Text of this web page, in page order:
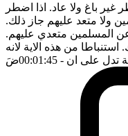
باغ ولا عاد. اذا اضطر
ولا متعد عليهم جاز ذلك.
المسلمين متعدي عليهم.
من هذه الاية لانه
تدل على ان - 00:01:45 ضَ